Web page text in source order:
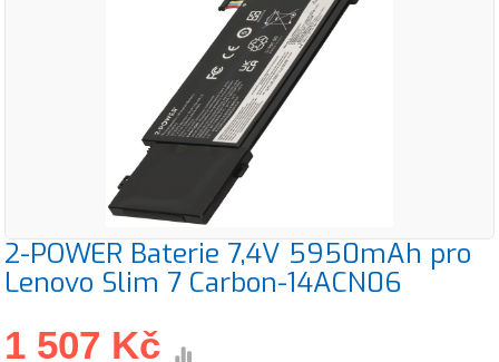
2-POWER Baterie 7,4V 5950mAh pro
Lenovo Slim 7 Carbon-14ACN06
1 507 Kč